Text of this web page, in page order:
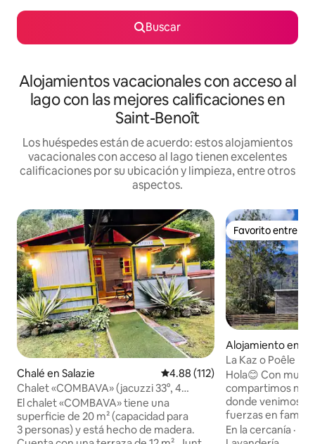
Buscar
Alojamientos vacacionales con acceso al
lago con las mejores calificaciones en
Saint-Benoît
Los huéspedes están de acuerdo: estos alojamientos
vacacionales con acceso al lago tienen excelentes
calificaciones por su ubicación y limpieza, entre otros
aspectos.
Chalé en Salazie Calificación promedio: 4.88 de
4.88 (112)
Chalet «COMBAVA» (jacuzzi 33°, 4
plazas).
El chalet «COMBAVA» tiene una
superficie de 20 m² (capacidad para
3 personas) y está hecho de madera.
Favorito entre
Favorito entre
Alojamiento en
La Kaz o Poêle
Hola😊 Con
compartimos
donde venimos
fuerzas en
magnífico circo
senderismo,
En la cercanía ·